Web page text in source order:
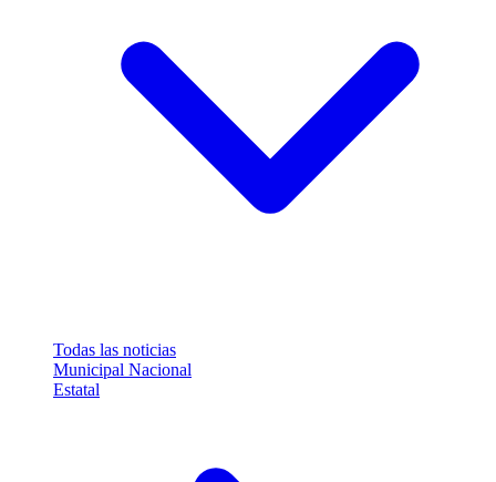
Todas las noticias
Municipal Nacional
Estatal